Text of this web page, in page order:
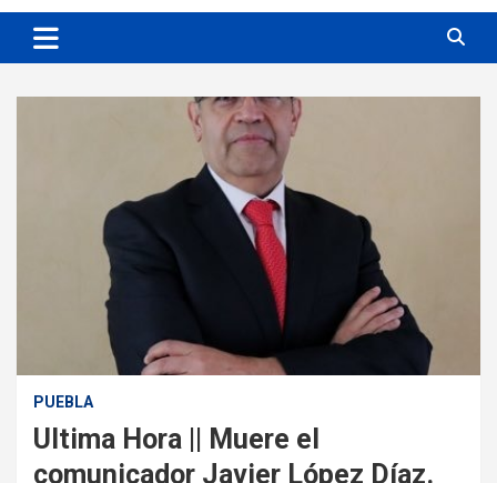
PUEBLA
Ultima Hora || Muere el
comunicador Javier López Díaz.